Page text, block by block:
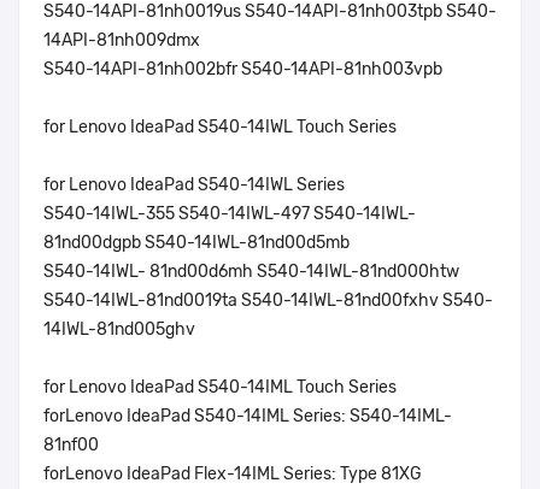
S540-14API-81nh0019us S540-14API-81nh003tpb S540-
14API-81nh009dmx
S540-14API-81nh002bfr S540-14API-81nh003vpb
for Lenovo IdeaPad S540-14IWL Touch Series
for Lenovo IdeaPad S540-14IWL Series
S540-14IWL-355 S540-14IWL-497 S540-14IWL-
81nd00dgpb S540-14IWL-81nd00d5mb
S540-14IWL- 81nd00d6mh S540-14IWL-81nd000htw
S540-14IWL-81nd0019ta S540-14IWL-81nd00fxhv S540-
14IWL-81nd005ghv
for Lenovo IdeaPad S540-14IML Touch Series
forLenovo IdeaPad S540-14IML Series: S540-14IML-
81nf00
forLenovo IdeaPad Flex-14IML Series: Type 81XG